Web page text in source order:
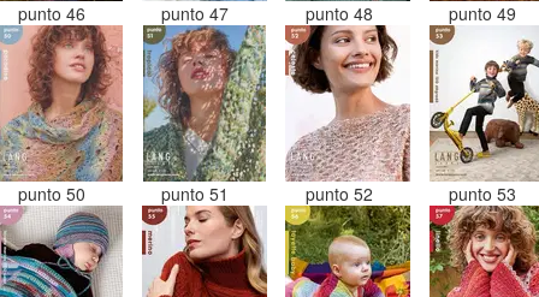
punto 46 punto 47 punto 48 punto 49
punto 50 punto 51 punto 52 punto 53